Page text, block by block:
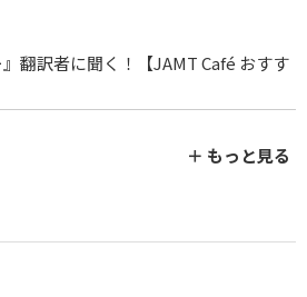
』翻訳者に聞く！【JAMT Café おすす
＋ もっと見る